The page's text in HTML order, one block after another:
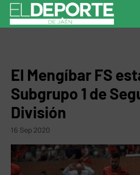
El Mengíbar FS
Subgrupo 1 de
División
16 Sep 2020